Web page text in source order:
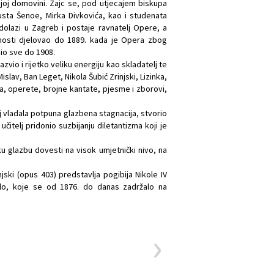
domovini. Zajc se, pod utjecajem biskupa
Šenoe, Mirka Divkovića, kao i studenata
u Zagreb i postaje ravnatelj Opere, a
djelovao do 1889. kada je Opera zbog
sve do 1908.
i rijetko veliku energiju kao skladatelj te
Ban Leget, Nikola Šubić Zrinjski, Lizinka,
operete, brojne kantate, pjesme i zborovi,
vladala potpuna glazbena stagnacija, stvorio
pridonio suzbijanju diletantizma koji je
glazbu dovesti na visok umjetnički nivo, na
(opus 403) predstavlja pogibija Nikole IV
koje se od 1876. do danas zadržalo na